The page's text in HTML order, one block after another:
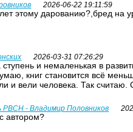
2026-06-22 19:11:59
этому дарованию?,бред на
2026-03-31 07:26:29
ступень и немаленькая в
книг становится всё
и вели человека. Так считаю.
РВСН - Владимир Половников
автором?